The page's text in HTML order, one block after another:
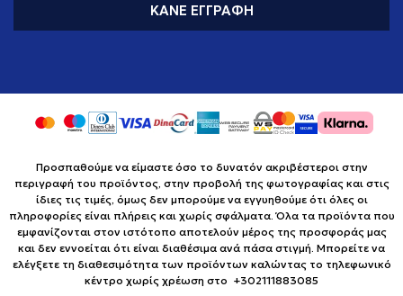
ΚΆΝΕ ΕΓΓΡΑΦΉ
Προσπαθούμε να είμαστε όσο το δυνατόν ακριβέστεροι στην
περιγραφή του προϊόντος, στην προβολή της φωτογραφίας και στις
ίδιες τις τιμές, όμως δεν μπορούμε να εγγυηθούμε ότι όλες οι
πληροφορίες είναι πλήρεις και χωρίς σφάλματα. Όλα τα προϊόντα που
εμφανίζονται στον ιστότοπο αποτελούν μέρος της προσφοράς μας
και δεν εννοείται ότι είναι διαθέσιμα ανά πάσα στιγμή. Μπορείτε να
ελέγξετε τη διαθεσιμότητα των προϊόντων καλώντας το τηλεφωνικό
κέντρο χωρίς χρέωση στο +302111883085